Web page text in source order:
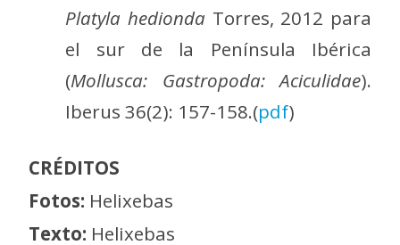
Platyla hedionda Torres, 2012 para
el sur de la Península Ibérica
(Mollusca: Gastropoda: Aciculidae).
Iberus 36(2): 157-158.(pdf)
CRÉDITOS
Fotos: Helixebas
Texto: Helixebas